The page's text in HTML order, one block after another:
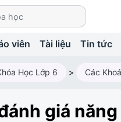
viên Tài liệu Tin tức
Học Lớp 6 > Các
giá